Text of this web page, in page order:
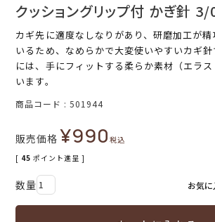
クッショングリップ付 かぎ針 3/
カギ先に適度なしなりがあり、研磨加工が
いるため、なめらかで大変使いやすいカギ
には、手にフィットする柔らか素材（エラ
います。
商品コード 501944
販売価格 ¥990税込
[ 45 ポイント進呈 ]
お気